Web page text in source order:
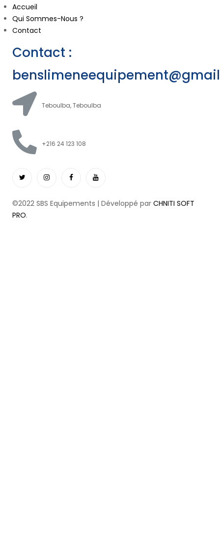
Accueil
Qui Sommes-Nous ?
Contact
Contact :
Teboulba, Teboulba
+216 24 123 108
©2022 SBS Equipements | Développé par CHNITI SOFT
PRO.